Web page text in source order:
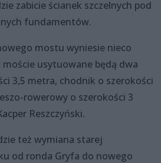
zabicie ścianek szczelnych pod
fundamentów.
mostu wyniesie nieco
usytuowane będą dwa
3,5 metra, chodnik o szerokości
rowerowy o szerokości 3
Reszczyński.
też wymiana starej
od ronda Gryfa do nowego